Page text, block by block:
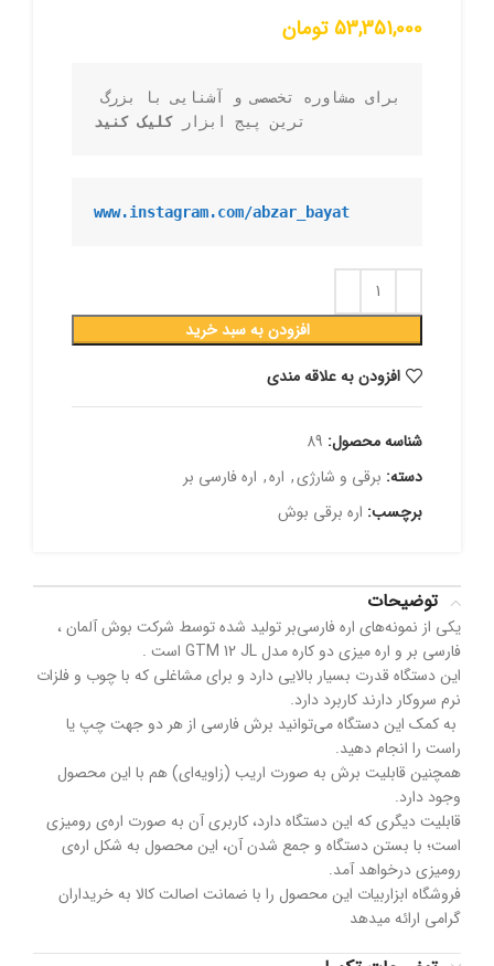
53,351,000 تومان
ترین پیج ابزار کلیک کنید
www.instagram.com/abzar_bayat
افزودن به سبد خرید
افزودن به علاقه مندی
شناسه محصول: 89
دسته: برقی و شارژی, اره, اره فارسی بر
برچسب: اره برقی بوش
توضیحات
یکی‌ از نمونه‌های اره فارسی‌بر تولید شده توسط شرکت بوش آلمان ،
فارسی بر و اره میزی دو کاره مدل GTM 12 JL است .
این دستگاه قدرت بسیار بالایی دارد و برای مشاغلی که با چوب و فلزات
نرم سروکار دارند کاربرد دارد.
به کمک این دستگاه می‌توانید برش فارسی از هر دو جهت چپ یا
راست را انجام دهید.
همچنین قابلیت برش به صورت اریب (زاویه‌ای) هم با این محصول
وجود دارد.
قابلیت دیگری که این دستگاه دارد، کاربری آن به صورت اره‌ی رومیزی
است؛ با بستن دستگاه و جمع شدن آن، این محصول به شکل اره‌ی
رومیزی درخواهد آمد.
فروشگاه ابزاربیات این محصول را با ضمانت اصالت کالا به خریداران
گرامی ارائه میدهد